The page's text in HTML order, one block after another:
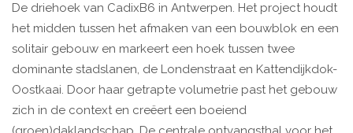
De driehoek van CadixB6 in Antwerpen. Het project houdt
het midden tussen het afmaken van een bouwblok en een
solitair gebouw en markeert een hoek tussen twee
dominante stadslanen, de Londenstraat en Kattendijkdok-
Oostkaai. Door haar getrapte volumetrie past het gebouw
zich in de context en creëert een boeiend